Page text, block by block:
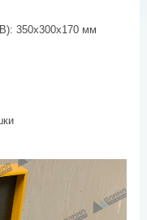
350х300х170 мм